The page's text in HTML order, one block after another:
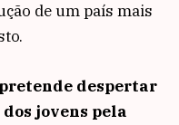
de um país mais
pretende despertar
jovens pela